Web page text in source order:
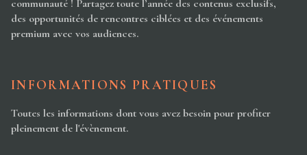
communauté ! Partagez toute l’année des contenus exclusifs,
des opportunités de rencontres ciblées et des événements
premium avec vos audiences.
INFORMATIONS PRATIQUES
Toutes les informations dont vous avez besoin pour profiter
pleinement de l'évènement.